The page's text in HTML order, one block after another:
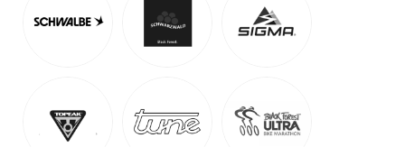
Detail Anzeigen